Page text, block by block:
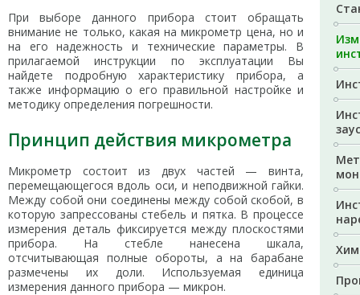
При выборе данного прибора стоит обращать
внимание не только, какая на микрометр цена, но и
на его надежность и технические параметры. В
прилагаемой инструкции по эксплуатации Вы
найдете подробную характеристику прибора, а
также информацию о его правильной настройке и
методику определения погрешности.
Принцип действия микрометра
Микрометр состоит из двух частей — винта,
перемещающегося вдоль оси, и неподвижной гайки.
Между собой они соединены между собой скобой, в
которую запрессованы стебель и пятка. В процессе
измерения деталь фиксируется между плоскостями
прибора. На стебле нанесена шкала,
отсчитывающая полные обороты, а на барабане
размечены их доли. Используемая единица
измерения данного прибора — микрон.